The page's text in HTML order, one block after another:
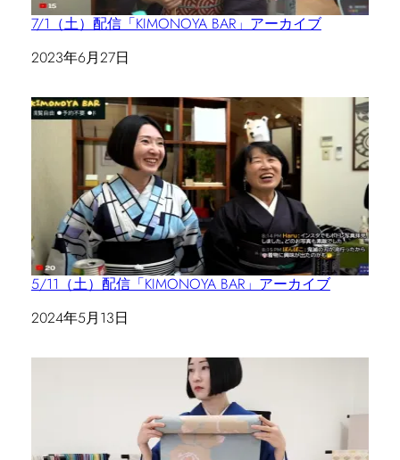
7/1（土）配信「KIMONOYA BAR」アーカイブ
日付
2023年6月27日
5/11（土）配信「KIMONOYA BAR」アーカイブ
日付
2024年5月13日